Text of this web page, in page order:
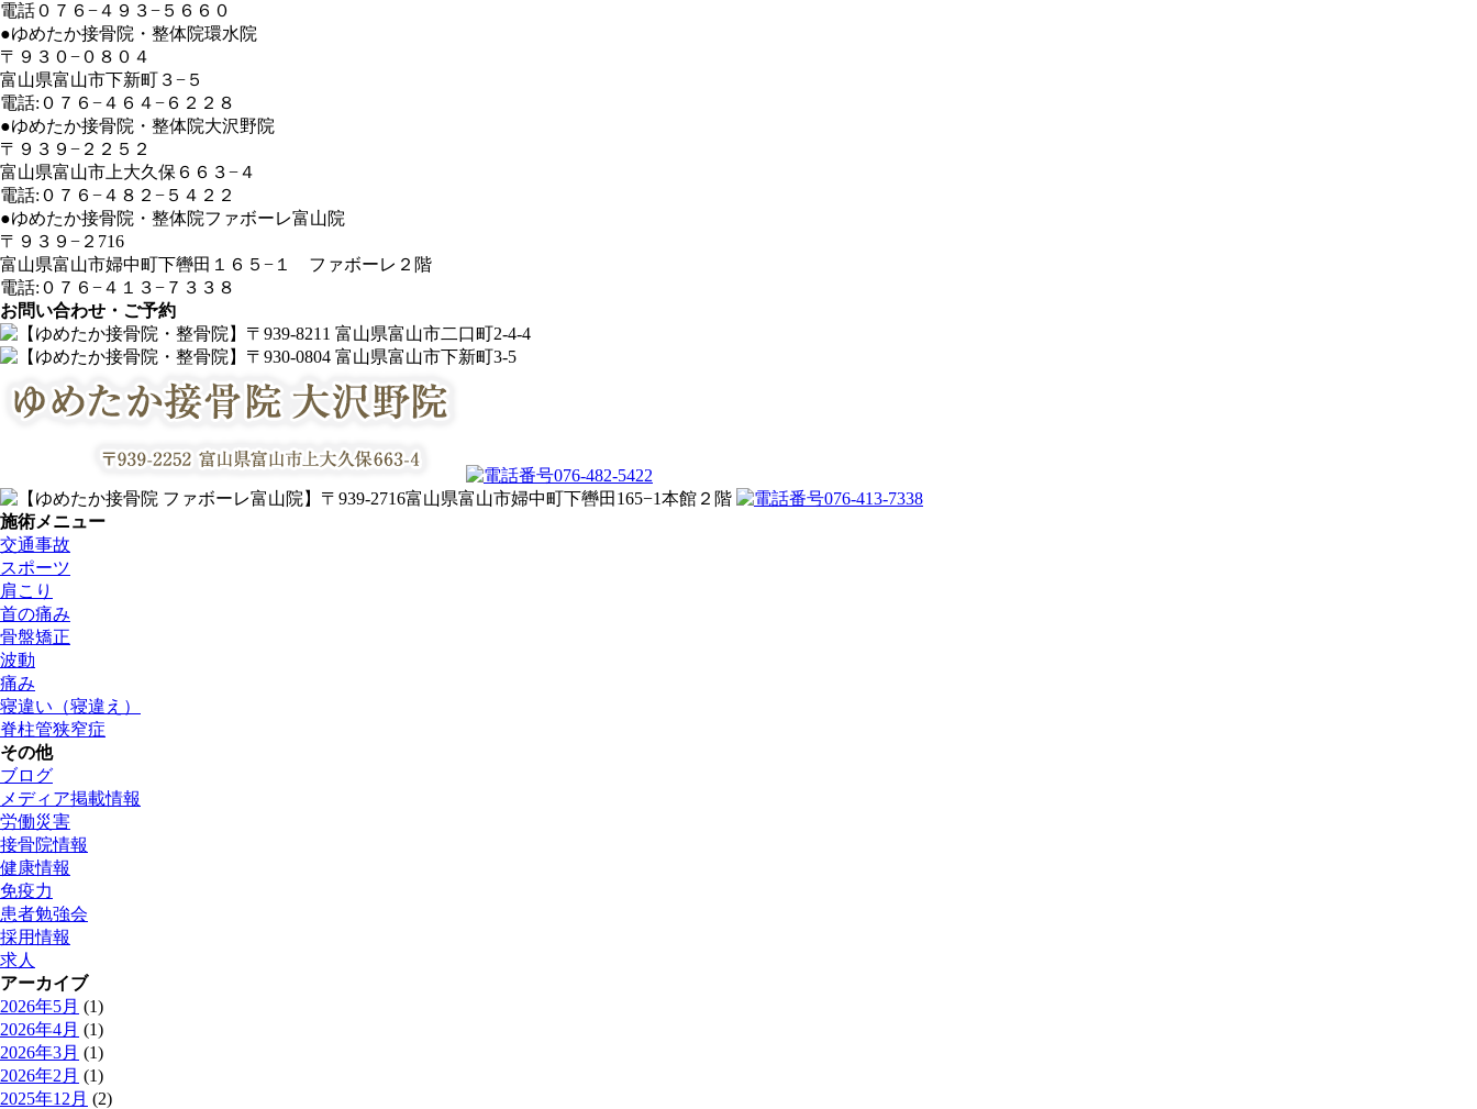
電話０７６−４９３−５６６０
●ゆめたか接骨院・整体院環水院
〒９３０−０８０４
富山県富山市下新町３−５
電話:０７６−４６４−６２２８
●ゆめたか接骨院・整体院大沢野院
〒９３９−２２５２
富山県富山市上大久保６６３−４
電話:０７６−４８２−５４２２
●ゆめたか接骨院・整体院ファボーレ富山院
〒９３９−２716
富山県富山市婦中町下轡田１６５−１ ファボーレ２階
電話:０７６−４１３−７３３８
お問い合わせ・ご予約
施術メニュー
交通事故
スポーツ
肩こり
首の痛み
骨盤矯正
波動
痛み
寝違い（寝違え）
脊柱管狭窄症
その他
ブログ
メディア掲載情報
労働災害
接骨院情報
健康情報
免疫力
患者勉強会
採用情報
求人
アーカイブ
2026年5月 (1)
2026年4月 (1)
2026年3月 (1)
2026年2月 (1)
2025年12月 (2)